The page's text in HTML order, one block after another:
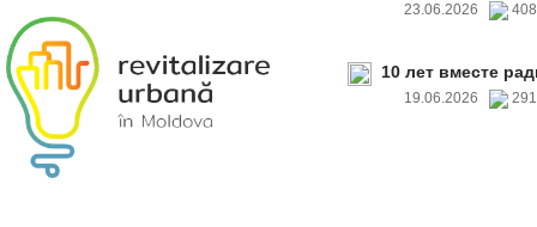
23.06.2026
10 лет вместе
19.06.2026